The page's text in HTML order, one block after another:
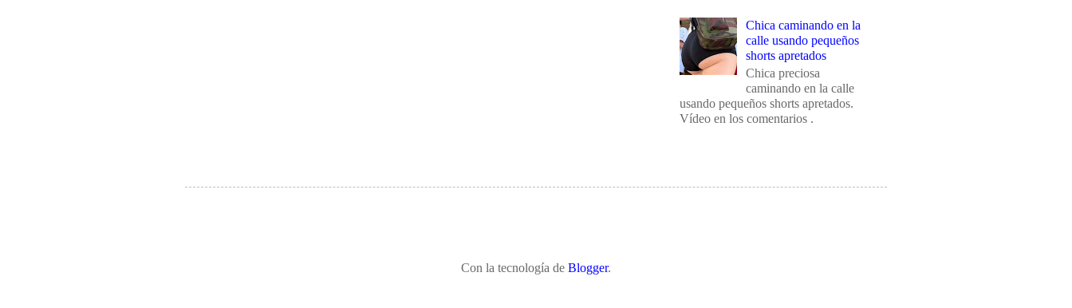
Chica caminando en la
calle usando pequeños
shorts apretados
Chica preciosa
caminando en la calle
usando pequeños shorts apretados.
Vídeo en los comentarios .
Con la tecnología de Blogger.